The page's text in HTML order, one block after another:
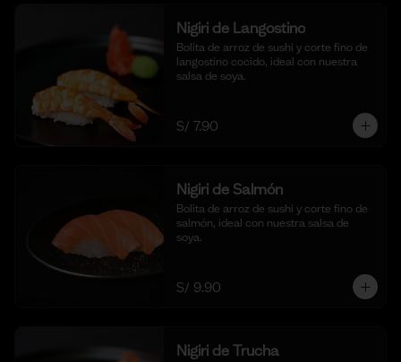
Nigiri de Langostino
Bolita de arroz de sushi y corte fino de
langostino cocido, ideal con nuestra
salsa de soya.
S/ 7.90
Nigiri de Salmón
Bolita de arroz de sushi y corte fino de
salmón, ideal con nuestra salsa de
soya.
S/ 9.90
Nigiri de Trucha